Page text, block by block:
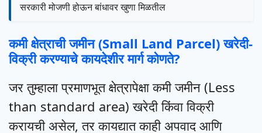
सरकारी मोजणी होऊन बांधावर खुणा मिळतील
कमी क्षेत्राची जमीन (Small Land Parcel) खरेदी-
विक्री करण्याचे कायदेशीर मार्ग कोणते?
जर तुम्हाला प्रमाणभूत क्षेत्रापेक्षा कमी जमीन (Less
than standard area) खरेदी किंवा विक्री
करायची असेल, तर कायद्यात काही अपवाद आणि